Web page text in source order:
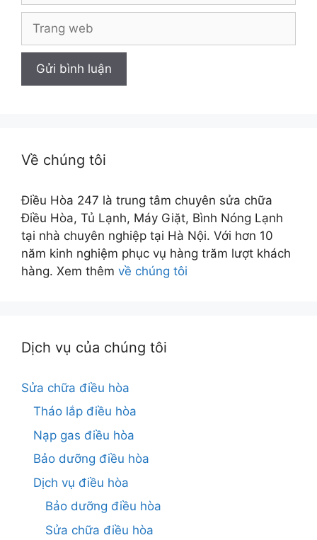
web
Về chúng tôi
Điều Hòa 247 là trung tâm chuyên sửa chữa
Điều Hòa, Tủ Lạnh, Máy Giặt, Bình Nóng Lạnh
tại nhà chuyên nghiệp tại Hà Nội. Với hơn 10
năm kinh nghiệm phục vụ hàng trăm lượt khách
hàng. Xem thêm về chúng tôi
Dịch vụ của chúng tôi
Sửa chữa điều hòa
Tháo lắp điều hòa
Nạp gas điều hòa
Bảo dưỡng điều hòa
Dịch vụ điều hòa
Bảo dưỡng điều hòa
Sửa chữa điều hòa